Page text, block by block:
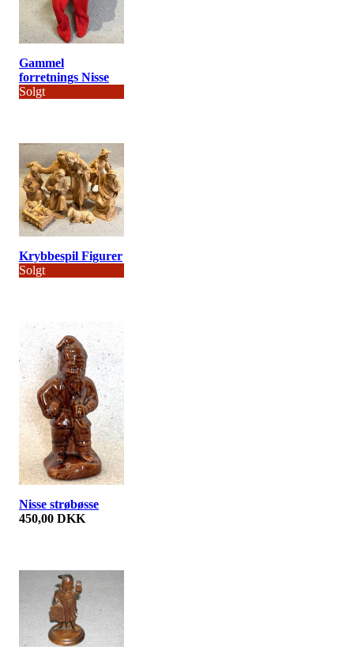
Gammel
forretnings Nisse
Solgt
Krybbespil Figurer
Solgt
Nisse strøbøsse
450,00 DKK